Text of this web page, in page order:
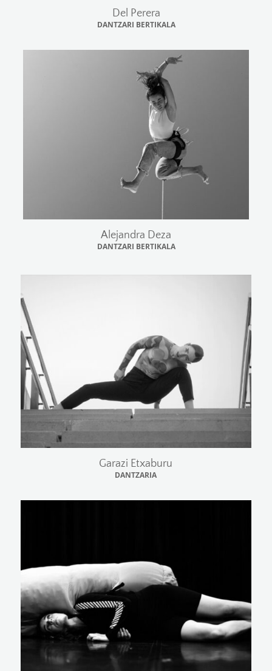
Del Perera
DANTZARI BERTIKALA
Alejandra Deza
DANTZARI BERTIKALA
Garazi Etxaburu
DANTZARIA